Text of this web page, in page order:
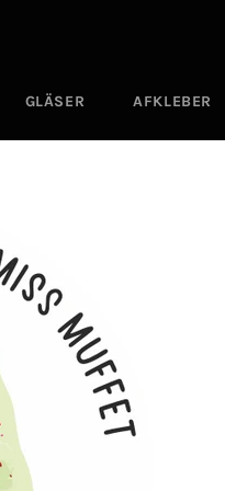
GLÄSER AFKLEBER